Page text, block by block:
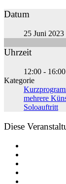
Datum
25 Juni 2023
Uhrzeit
12:00 - 16:00
Kategorie
mehrere
Soloauftritt
Diese